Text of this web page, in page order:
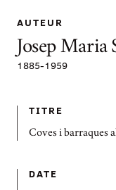
AUTEUR
Josep Maria
1885-1959
TITRE
Coves i barraques
DATE